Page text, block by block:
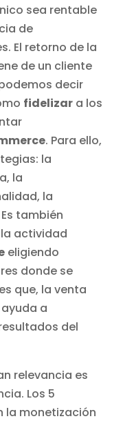
sea rentable
de
El retorno de la
de un cliente
decir
fidelizara los
. Para ello,
la
la
la
también
actividad
eligiendo
donde se
que, la venta
a
del
relevancia es
Los 5
la monetización